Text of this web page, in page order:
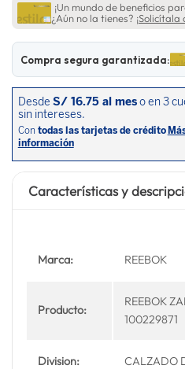
¡Un mundo de beneficios
¿Aún no la tienes? ¡Solicítala
Compra segura garantizada:
Características y
Marca: REEBOK
Producto:
REEBOK
100229871
Division: CALZADO